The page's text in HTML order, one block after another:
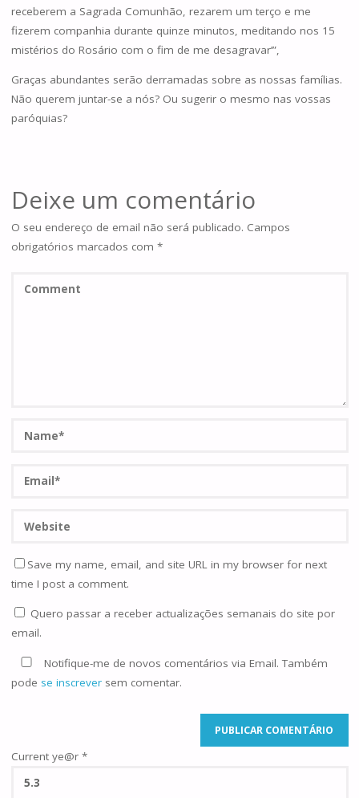
receberem a Sagrada Comunhão, rezarem um terço e me
fizerem companhia durante quinze minutos, meditando nos 15
mistérios do Rosário com o fim de me desagravar’”,
Graças abundantes serão derramadas sobre as nossas famílias.
Não querem juntar-se a nós? Ou sugerir o mesmo nas vossas
paróquias?
Deixe um comentário
O seu endereço de email não será publicado. Campos
obrigatórios marcados com *
Save my name, email, and site URL in my browser for next
time I post a comment.
Quero passar a receber actualizações semanais do site por
email.
Notifique-me de novos comentários via Email. Também
pode se inscreversem comentar.
Current ye@r *